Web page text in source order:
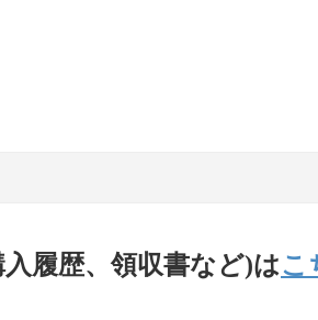
履歴、領収書など)はこ